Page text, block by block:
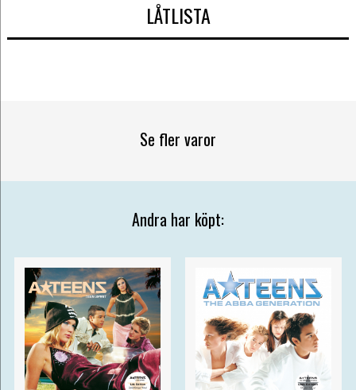
LÅTLISTA
Se fler varor
Andra har köpt: